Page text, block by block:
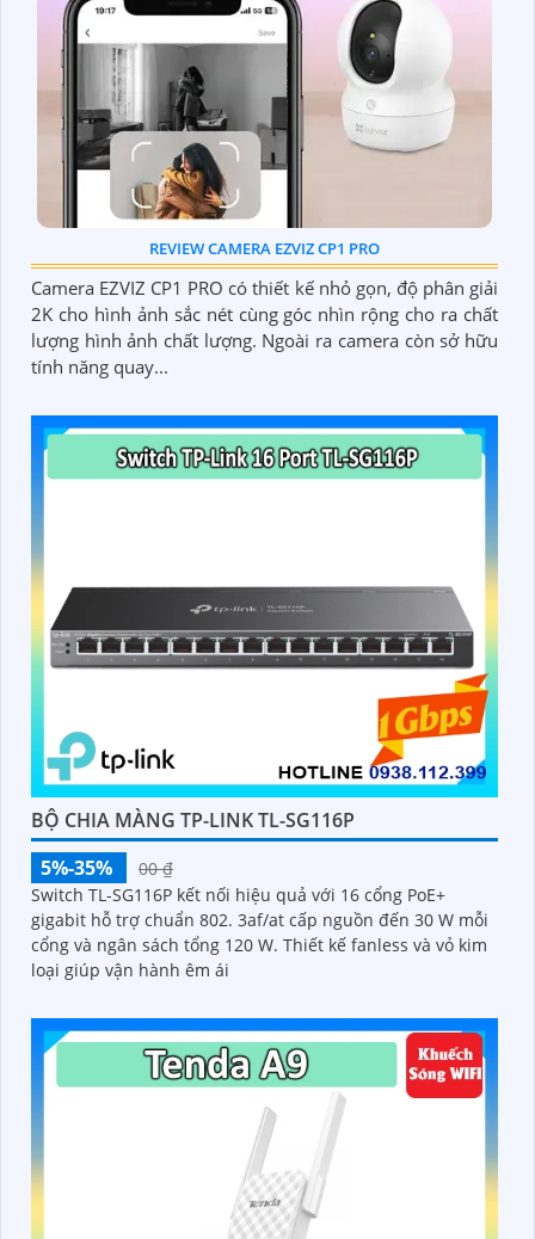
REVIEW CAMERA EZVIZ CP1 PRO
Camera EZVIZ CP1 PRO có thiết kế nhỏ gọn, độ phân giải
2K cho hình ảnh sắc nét cùng góc nhìn rộng cho ra chất
lượng hình ảnh chất lượng. Ngoài ra camera còn sở hữu
tính năng quay...
BỘ CHIA MÀNG TP-LINK TL-SG116P
5%-35%
00 ₫
Switch TL-SG116P kết nối hiệu quả với 16 cổng PoE+
gigabit hỗ trợ chuẩn 802. 3af/at cấp nguồn đến 30 W mỗi
cổng và ngân sách tổng 120 W. Thiết kế fanless và vỏ kim
loại giúp vận hành êm ái